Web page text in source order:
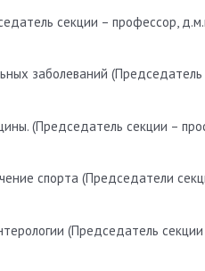
секции – профессор,
заболеваний (Председатель
(Председатель секции –
спорта (Председатели
(Председатель